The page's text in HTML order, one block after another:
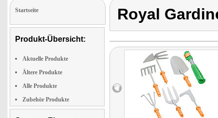
Startseite
Produkt-Übersicht:
Aktuelle Produkte
Ältere Produkte
Alle Produkte
Zubehör Produkte
Royal